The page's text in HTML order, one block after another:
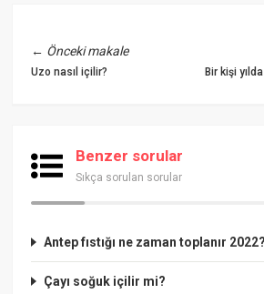
← Önceki makale
Uzo nasıl içilir? Bir kişi
Benzer sorular
Sıkça sorulan sorular
Antep fıstığı ne zaman toplanır 2022?
Çayı soğuk içilir mi?